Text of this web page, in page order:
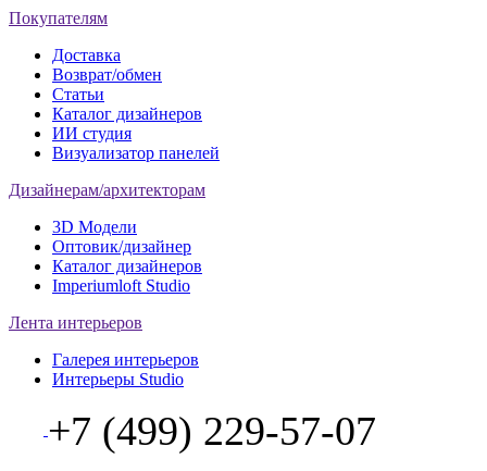
Покупателям
Доставка
Возврат/обмен
Статьи
Каталог дизайнеров
ИИ студия
Визуализатор панелей
Дизайнерам/архитекторам
3D Модели
Оптовик/дизайнер
Каталог дизайнеров
Imperiumloft Studio
Лента интерьеров
Галерея интерьеров
Интерьеры Studio
+7 (499) 229-57-07